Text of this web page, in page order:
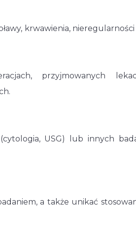
krwawienia,
przyjmowanych
USG) lub innych
a także unikać